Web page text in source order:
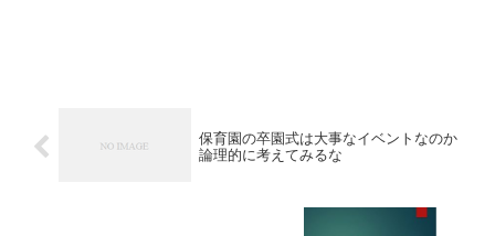
保育園の卒園式は大事なイベントなのか
論理的に考えてみるな